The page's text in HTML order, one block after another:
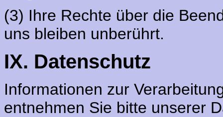
(3) Ihre Rechte über die
uns bleiben unberührt.
IX. Datenschutz
Informationen zur
entnehmen Sie bitte unserer